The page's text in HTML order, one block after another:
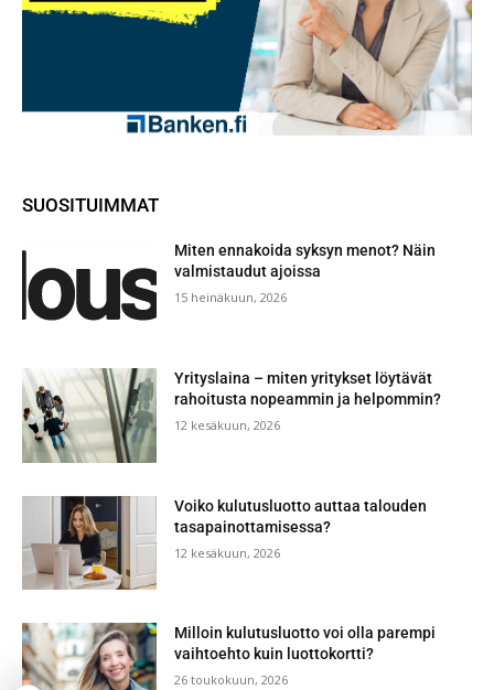
SUOSITUIMMAT
Miten ennakoida syksyn menot? Näin
valmistaudut ajoissa
15 heinäkuun, 2026
Yrityslaina – miten yritykset löytävät
rahoitusta nopeammin ja helpommin?
12 kesäkuun, 2026
Voiko kulutusluotto auttaa talouden
tasapainottamisessa?
12 kesäkuun, 2026
Milloin kulutusluotto voi olla parempi
vaihtoehto kuin luottokortti?
26 toukokuun, 2026